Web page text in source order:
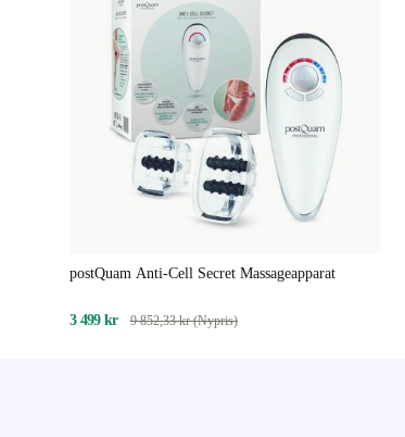
postQuam Anti-Cell Secret Massageapparat
3 499 kr 9 852,33 kr (Nypris)